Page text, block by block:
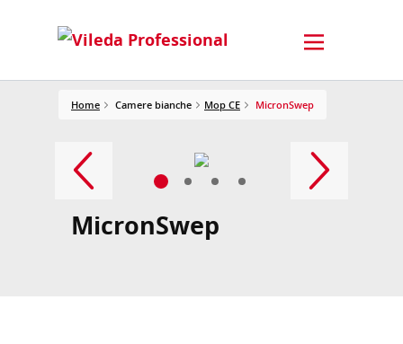
Home Camere bianche Mop CE MicronSwep
MicronSwep